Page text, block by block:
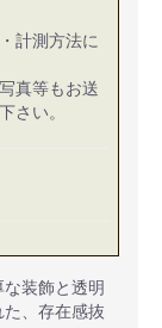
計測方法に
真等もお送
さい。
装飾と透明
、存在感抜